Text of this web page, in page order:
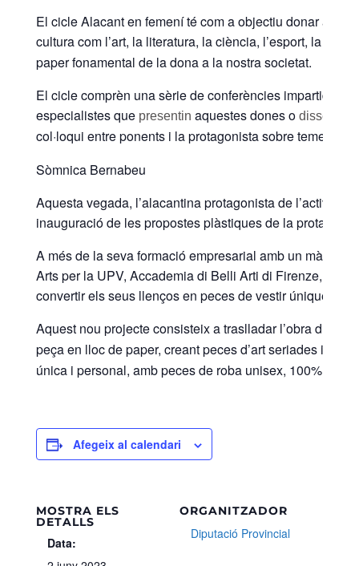
El cicle Alacant en femení té com a objectiu donar a
cultura com l’art, la literatura, la ciència, l’esport, la
paper fonamental de la dona a la nostra societat.
El ciclecomprèn una sèrie de conferències impartides
especialistes que presentin aquestes dones o dissertin
col·loqui entre ponents i la protagonista sobre temes
SòmnicaBernabeu
Aquesta vegada, l’alacantina protagonista de l’activitat
inauguració de les propostes plàstiques de la
A més de lasevaformació empresarial amb un màster
Arts per la UPV, Accademiadi Belli Arti di Firenze,
convertir els seus llenços en peces de vestir úniques:
Aquest nou projecte consisteix a traslladar l’obra d’art
peça en lloc de paper, creant peces d’art seriades i
única i personal, amb peces de roba unisex, 100%
Afegeix al calendari
MOSTRA ELS
DETALLS
Data:
ORGANITZADOR
Diputació Provincial